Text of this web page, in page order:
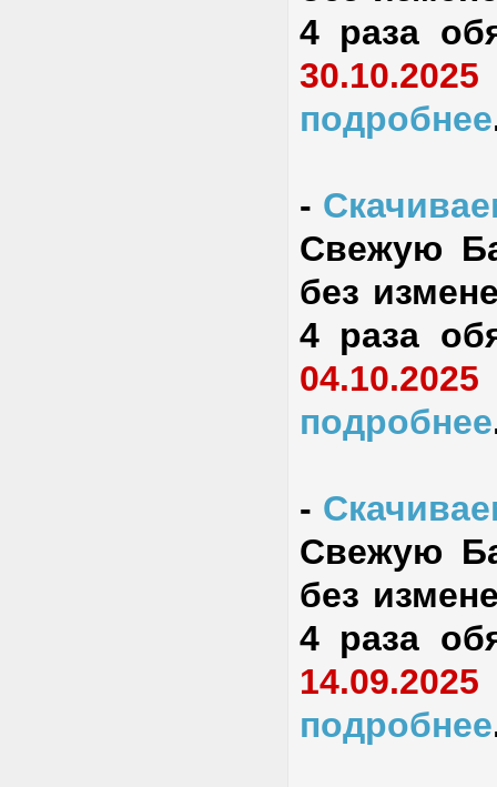
4 раза
30.10.2025
подробнее
-
Свежую
без
4 раза
04.10.2025
подробнее
-
Свежую
без
4 раза
14.09.2025
подробнее